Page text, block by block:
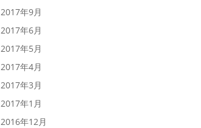
2017年9月
2017年6月
2017年5月
2017年4月
2017年3月
2017年1月
2016年12月